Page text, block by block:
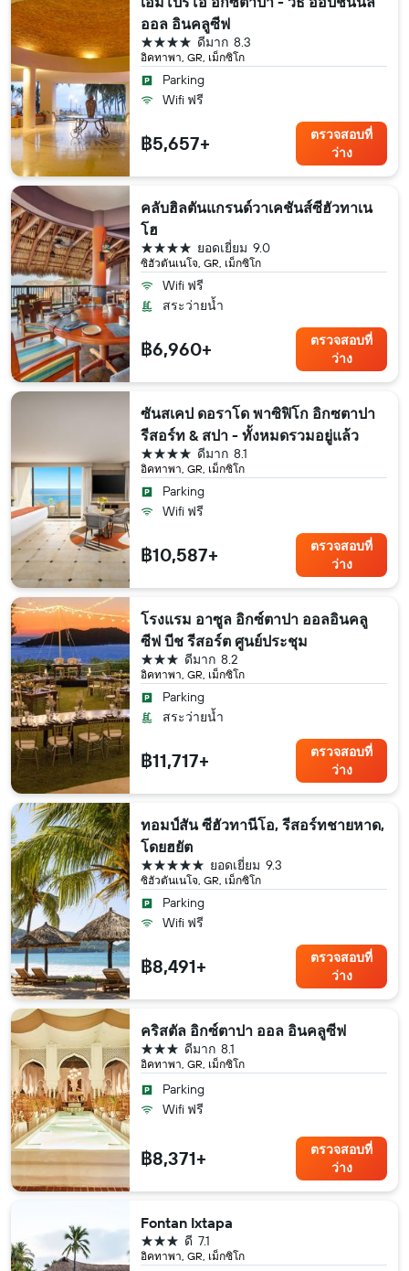
ออล อินคลูซีฟ
อิคทาพา, GR, เม็กซิโก
8.3
ดีมาก
4 ดาว
Parking
Wifi ฟรี
฿5,657+
ตรวจสอบที่
ว่าง
คลับฮิลตันแกรนด์วาเคชันส์ซีฮัวทาเน
โฮ
ซิฮัวตันเนโจ, GR, เม็กซิโก
9.0
ยอดเยี่ยม
4 ดาว
Wifi ฟรี
สระว่ายน้ำ
฿6,960+
ตรวจสอบที่
ว่าง
ซันสเคป ดอราโด พาซิฟิโก อิกซตาปา
รีสอร์ท & สปา - ทั้งหมดรวมอยู่แล้ว
อิคทาพา, GR, เม็กซิโก
8.1
ดีมาก
4 ดาว
Parking
Wifi ฟรี
฿10,587+
ตรวจสอบที่
ว่าง
โรงแรม อาซูล อิกซ์ตาปา ออลอินคลู
ซีฟ บีช รีสอร์ต ศูนย์ประชุม
อิคทาพา, GR, เม็กซิโก
8.2
ดีมาก
3 ดาว
Parking
สระว่ายน้ำ
฿11,717+
ตรวจสอบที่
ว่าง
ทอมป์สัน ซีฮัวทานีโอ, รีสอร์ทชายหาด,
โดยฮยัต
ซิฮัวตันเนโจ, GR, เม็กซิโก
9.3
ยอดเยี่ยม
5 ดาว
Parking
Wifi ฟรี
฿8,491+
ตรวจสอบที่
ว่าง
คริสตัล อิกซ์ตาปา ออล อินคลูซีฟ
อิคทาพา, GR, เม็กซิโก
8.1
ดีมาก
3 ดาว
Parking
Wifi ฟรี
฿8,371+
ตรวจสอบที่
ว่าง
Fontan Ixtapa
อิคทาพา, GR, เม็กซิโก
7.1
ดี
3 ดาว